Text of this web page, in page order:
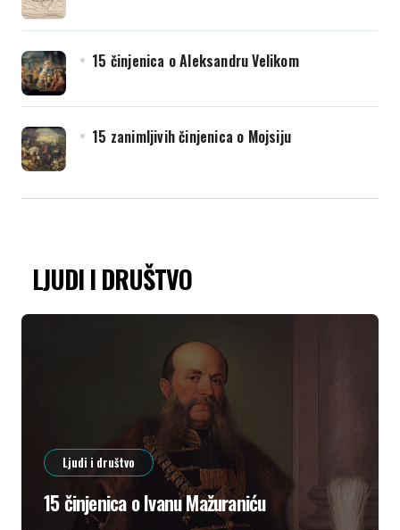
15 činjenica o Aleksandru Velikom
15 zanimljivih činjenica o Mojsiju
LJUDI I DRUŠTVO
Ljudi i društvo
15 činjenica o Ivanu Mažuraniću